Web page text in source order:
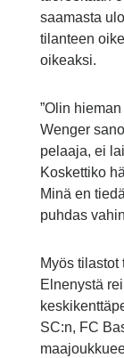
saamasta
tilanteen
oikeaksi.
”Olin
Wenger
pelaaja, ei
Koskettiko
Minä en
puhdas
Myös tilastot
Elnenystä
SC:n, FC